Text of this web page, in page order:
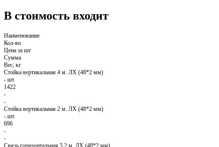
В стоимость входит
Наименование
Кол-во
Цена за шт
Сумма
Вес, кг
Стойка вертикальная 4 м. ЛХ (48*2 мм)
- шт.
1422
-
-
Стойка вертикальная 2 м. ЛХ (48*2 мм)
- шт.
696
-
-
Связь горизонтальная 5,2 м. ЛХ (48*2 мм)